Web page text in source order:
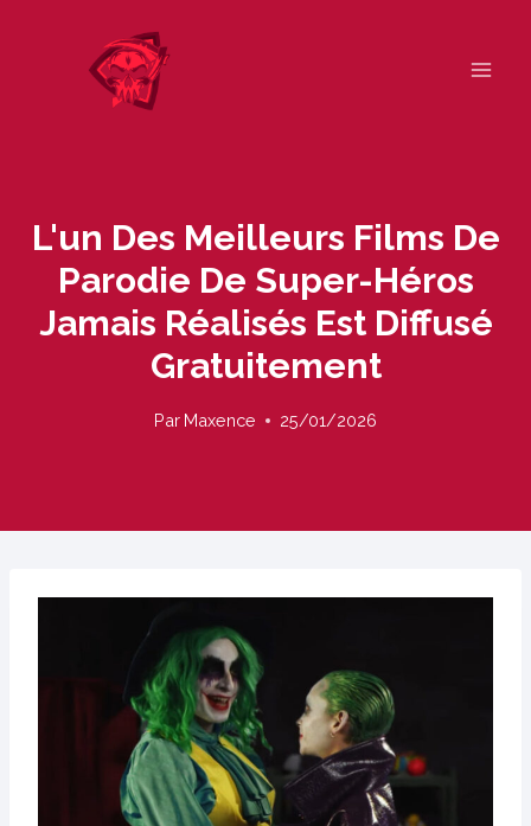
L'un Des Meilleurs Films De
Parodie De Super-Héros
Jamais Réalisés Est Diffusé
Gratuitement
Par Maxence 25/01/2026